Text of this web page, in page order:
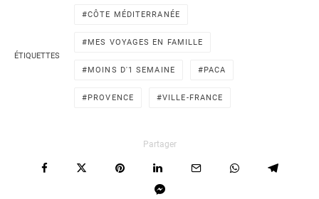
ÉTIQUETTES
CÔTE MÉDITERRANÉE
MES VOYAGES EN FAMILLE
MOINS D'1 SEMAINE PACA
PROVENCE VILLE-FRANCE
Partager